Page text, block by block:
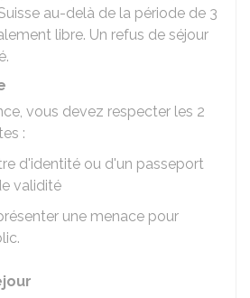
au-delà de la période de 3
libre. Un refus de séjour
vous devez respecter les 2
:
d'identité ou d'un passeport
validité
une menace pour